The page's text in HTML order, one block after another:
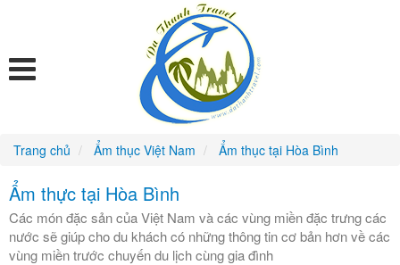
Trang chủ Ẩm thục Việt Nam Ẩm thục tại Hòa Bình
Ẩm thực tại Hòa Bình
Các món đặc sản của Việt Nam và các vùng miền đặc trưng các
nước sẽ giúp cho du khách có những thông tin cơ bản hơn về các
vùng miền trước chuyến du lịch cùng gia đình